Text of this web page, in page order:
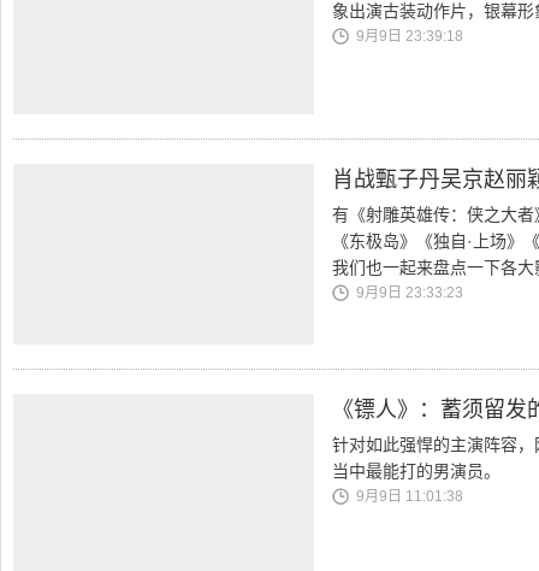
象出演古装动作片，银幕
9月9日 23:39:18
肖战甄子丹吴京赵丽
有《射雕英雄传：侠之大
《东极岛》《独自·上场》
我们也一起来盘点一下各
9月9日 23:33:23
《镖人》：蓄须留
针对如此强悍的主演阵容
当中最能打的男演员。
9月9日 11:01:38